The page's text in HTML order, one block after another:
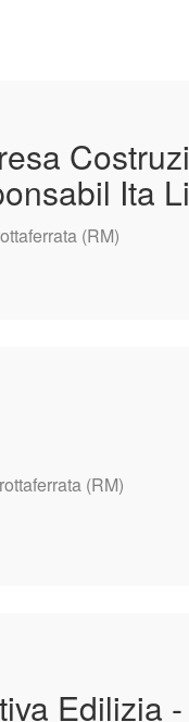
Ita
(RM)
(RM)
Edilizia